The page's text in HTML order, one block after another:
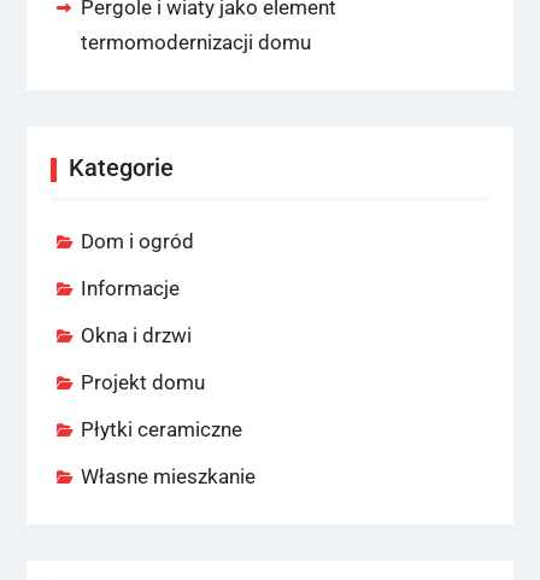
Pergole i wiaty jako element
termomodernizacji domu
Kategorie
Dom i ogród
Informacje
Okna i drzwi
Projekt domu
Płytki ceramiczne
Własne mieszkanie